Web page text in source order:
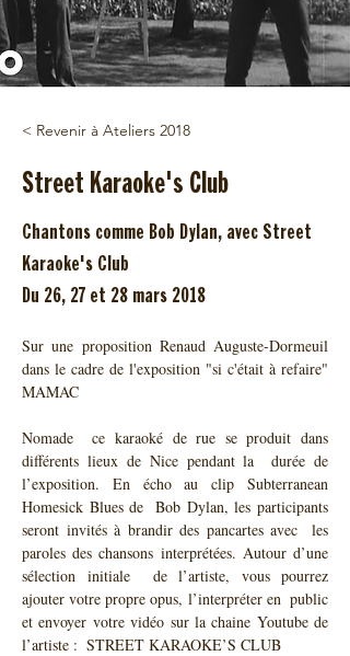
< Revenir à Ateliers 2018
Street Karaoke's Club
Chantons comme Bob Dylan, avec Street
Karaoke's Club
Du 26, 27 et 28 mars 2018
Sur une proposition Renaud Auguste-Dormeuil
dans le cadre de l'exposition "si c'était à refaire"
MAMAC
Nomade  ce karaoké de rue se produit dans
différents lieux de Nice pendant la  durée de
l’exposition. En écho au clip Subterranean
Homesick Blues de  Bob Dylan, les participants
seront invités à brandir des pancartes avec  les
paroles des chansons interprétées. Autour d’une
sélection initiale  de l’artiste, vous pourrez
ajouter votre propre opus, l’interpréter en  public
et envoyer votre vidéo sur la chaine Youtube de
l’artiste :  STREET KARAOKE’S CLUB